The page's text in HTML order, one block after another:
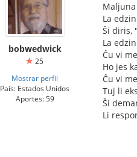
bobwedwick
25
Mostrar perfil
País: Estados Unidos
Aportes: 59
La
Ŝi diris,
La
Ĉu vi
Ho jes
Ĉu vi
Tuj li
Ŝi
Li